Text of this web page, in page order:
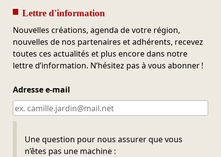
Lettre d'information
Nouvelles créations, agenda de votre région,
nouvelles de nos partenaires et adhérents, recevez
toutes ces actualités et plus encore dans notre
lettre d’information. N’hésitez pas à vous abonner !
Adresse e-mail
Une question pour nous assurer que vous
n’êtes pas une machine :
Ne pas remplir